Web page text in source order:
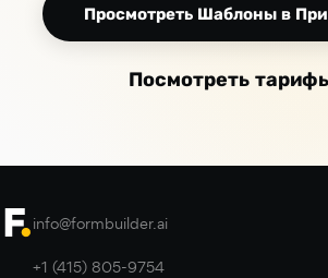
Просмотреть Шаблоны в
Посмотреть
info@formbuilder.ai
+1 (415) 805-9754